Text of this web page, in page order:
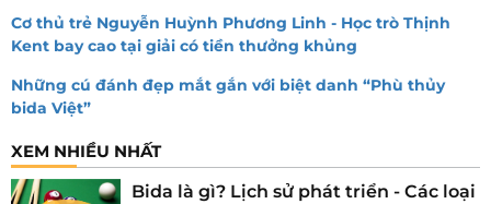
Cơ thủ trẻ Nguyễn Huỳnh Phương Linh - Học trò Thịnh
Kent bay cao tại giải có tiền thưởng khủng
Những cú đánh đẹp mắt gắn với biệt danh “Phù thủy
bida Việt”
XEM NHIỀU NHẤT
Bida là gì? Lịch sử phát triển - Các loại